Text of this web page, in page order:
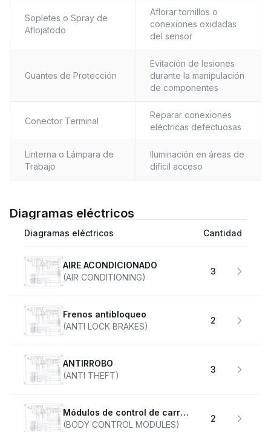
Sopletes o Spray de
Aflojatodo
Aflorar tornillos o
conexiones oxidadas
del sensor
Guantes de Protección
Evitación de lesiones
durante la manipulación
de componentes
Conector Terminal
Reparar conexiones
eléctricas defectuosas
Linterna o Lámpara de
Trabajo
Iluminación en áreas de
difícil acceso
Diagramas eléctricos
Diagramas eléctricos Cantidad
AIRE ACONDICIONADO
(AIR CONDITIONING)
3
Frenos antibloqueo
(ANTI LOCK BRAKES)
2
ANTIRROBO
(ANTI THEFT)
3
Módulos de control de carrocería
(BODY CONTROL MODULES)
2